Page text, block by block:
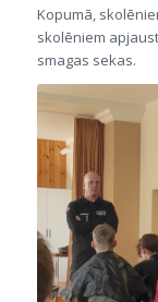
Kopumā,
skolēniem
smagas sekas.